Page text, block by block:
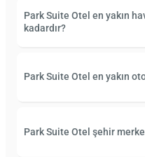
Park Suite Otel en yakın
kadardır?
Park Suite Otel en yakın
Park Suite Otel şehir